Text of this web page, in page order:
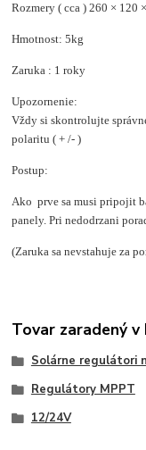
Rozmery ( cca ) 260 × 120
Hmotnost: 5kg
Zaruka : 1 roky
Upozornenie:
Vždy si skontrolujte
polaritu ( + /- )
Postup:
Ako prve sa musi pripojit
panely. Pri nedodrzani
(Zaruka sa nevstahuje za
Tovar zaradený
Solárne regulátori
Regulátory MPPT
12/24V